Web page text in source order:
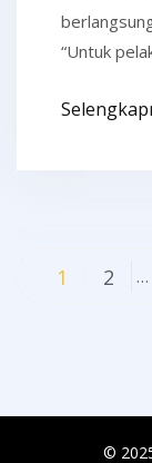
“Untuk
Navigasi
1 2 …
©